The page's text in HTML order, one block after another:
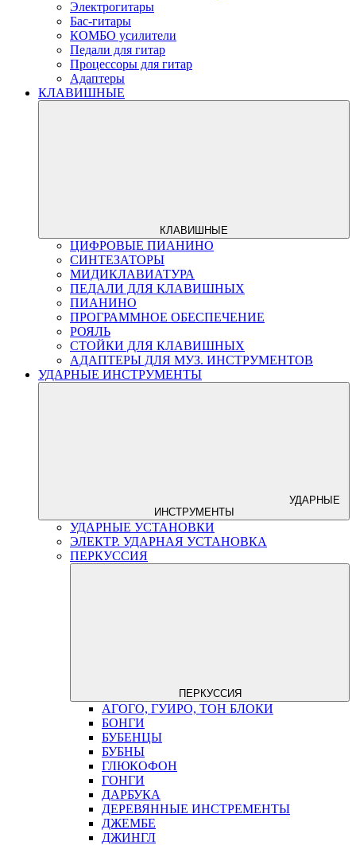
Электрогитары
Бас-гитары
КОМБО усилители
Педали для гитар
Процессоры для гитар
Адаптеры
КЛАВИШНЫЕ
КЛАВИШНЫЕ
ЦИФРОВЫЕ ПИАНИНО
СИНТЕЗАТОРЫ
МИДИКЛАВИАТУРА
ПЕДАЛИ ДЛЯ КЛАВИШНЫХ
ПИАНИНО
ПРОГРАММНОЕ ОБЕСПЕЧЕНИЕ
РОЯЛЬ
СТОЙКИ ДЛЯ КЛАВИШНЫХ
АДАПТЕРЫ ДЛЯ МУЗ. ИНСТРУМЕНТОВ
УДАРНЫЕ ИНСТРУМЕНТЫ
УДАРНЫЕ
ИНСТРУМЕНТЫ
УДАРНЫЕ УСТАНОВКИ
ЭЛЕКТР. УДАРНАЯ УСТАНОВКА
ПЕРКУССИЯ
ПЕРКУССИЯ
АГОГО, ГУИРО, ТОН БЛОКИ
БОНГИ
БУБЕНЦЫ
БУБНЫ
ГЛЮКОФОН
ГОНГИ
ДАРБУКА
ДЕРЕВЯННЫЕ ИНСТРЕМЕНТЫ
ДЖЕМБЕ
ДЖИНГЛ